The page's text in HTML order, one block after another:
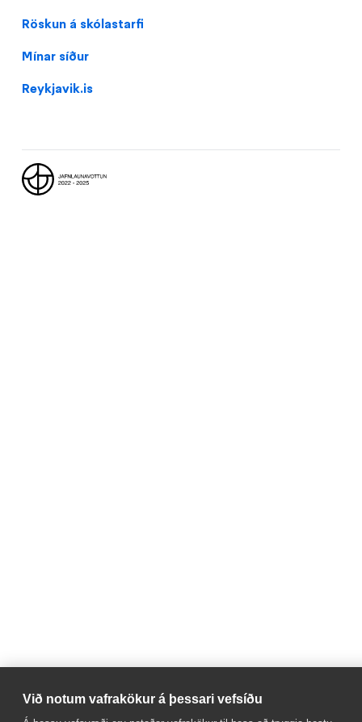
Domain
for
Langholtsskóli
(footer)
Röskun á skólastarfi
Mínar síður
Reykjavik.is
Við notum vafrakökur á þessari vefsíðu